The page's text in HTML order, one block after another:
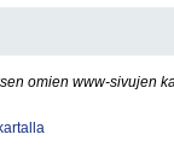
omien www-sivujen